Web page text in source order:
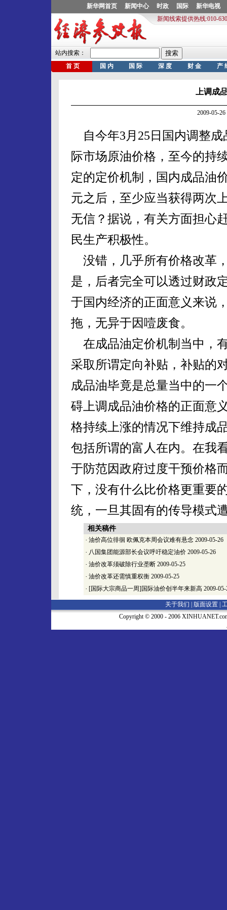
上调成
2009-05-
自今年3月25日国内调整成
际市场原油价格，至今的持
定的定价机制，国内成品油
元之后，至少应当获得两次
无信？据说，有关方面担心
民生产积极性。
没错，几乎所有价格改革
是，后者完全可以透过财政
于国内经济的正面意义来说
拖，无异于因噎废食。
在成品油定价机制当中，
采取所谓定向补贴，补贴的
成品油毕竟是总量当中的一
碍上调成品油价格的正面意
格持续上涨的情况下维持成
包括所谓的富人在内。在我
于防范因政府过度干预价格
下，没有什么比价格更重要
统，一旦其固有的传导模式
相关稿件
· 油价高位徘徊 欧佩克本周会议难有悬念 2009-05-26
· 八国集团能源部长会议呼吁稳定油价 2009-05-26
· 油价改革须破除行业垄断 2009-05-25
· 油价改革还需慎重权衡 2009-05-25
· [国际大宗商品一周]国际油价创半年来新高 2009-05-
关于我们 | 版面设置
Copyright © 2000 - 2006